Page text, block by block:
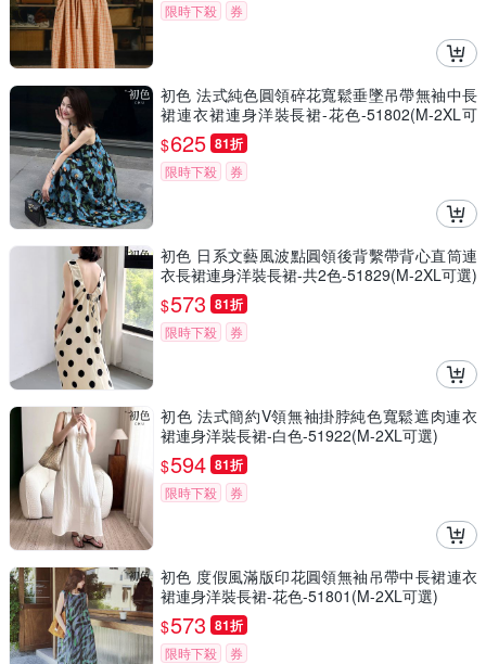
限時下殺 券
初色 法式純色圓領碎花寬鬆垂墜吊帶無袖中長
裙連衣裙連身洋裝長裙-花色-51802(M-2XL可
選)
$625 81折
限時下殺 券
初色 日系文藝風波點圓領後背繫帶背心直筒連
衣長裙連身洋裝長裙-共2色-51829(M-2XL可選)
$573 81折
限時下殺 券
初色 法式簡約V領無袖掛脖純色寬鬆遮肉連衣
裙連身洋裝長裙-白色-51922(M-2XL可選)
$594 81折
限時下殺 券
初色 度假風滿版印花圓領無袖吊帶中長裙連衣
裙連身洋裝長裙-花色-51801(M-2XL可選)
$573 81折
限時下殺 券